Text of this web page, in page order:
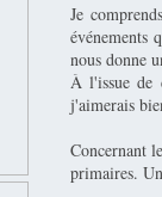
Je
événements
nous donne
À l'issue de
j'aimerais
Concernant
primaires.